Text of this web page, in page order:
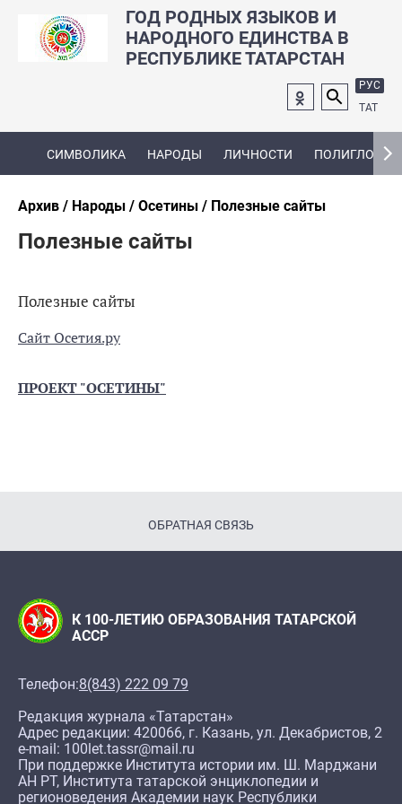
ГОД РОДНЫХ ЯЗЫКОВ И
НАРОДНОГО ЕДИНСТВА В
РЕСПУБЛИКЕ ТАТАРСТАН
РУС
ТАТ
СИМВОЛИКА НАРОДЫ ЛИЧНОСТИ ПОЛИГЛОТ
Архив Народы Осетины Полезные сайты
Полезные сайты
Полезные сайты
Сайт Осетия.ру
ПРОЕКТ "ОСЕТИНЫ"
ОБРАТНАЯ СВЯЗЬ
К 100-ЛЕТИЮ ОБРАЗОВАНИЯ ТАТАРСКОЙ
АССР
Телефон:8(843) 222 09 79
Редакция журнала «Татарстан»
Адрес редакции: 420066, г. Казань, ул. Декабристов, 2
e-mail: 100let.tassr@mail.ru
При поддержке Института истории им. Ш. Марджани
АН РТ, Института татарской энциклопедии и
регионоведения Академии наук Республики